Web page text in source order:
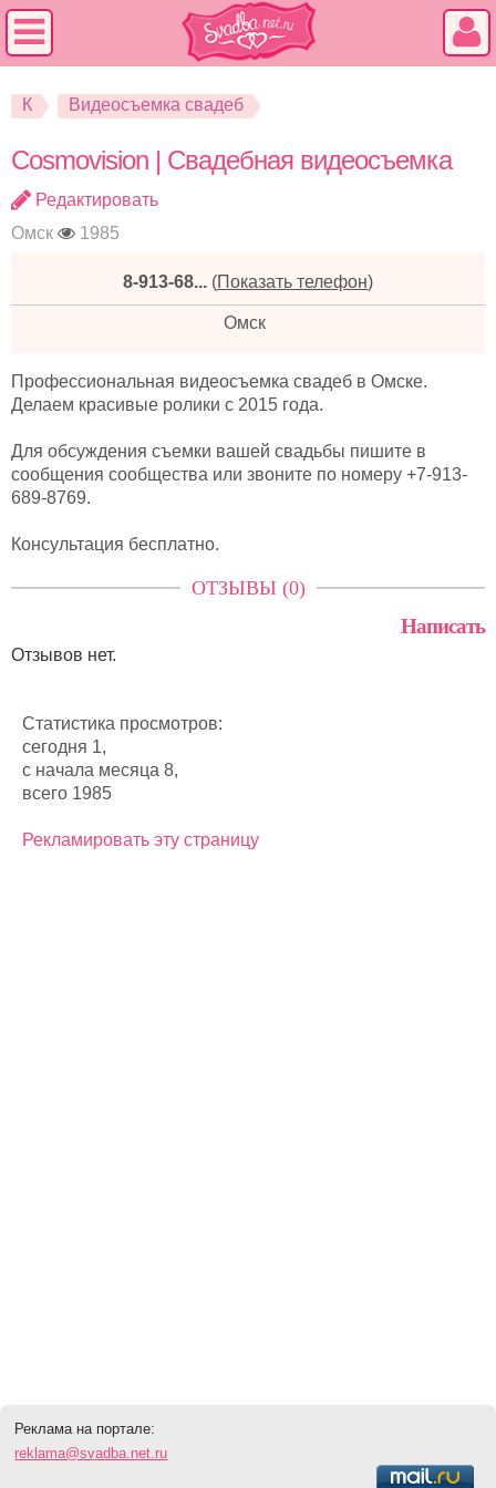
К Видеосъемка свадеб
Cosmovision | Свадебная видеосъемка
Редактировать
Омск
1985
8-913-68... (Показать телефон)
Омск
Профессиональная видеосъемка свадеб в Омске.
Делаем красивые ролики с 2015 года.
Для обсуждения съемки вашей свадьбы пишите в
сообщения сообщества или звоните по номеру +7-913-
689-8769.
Консультация бесплатно.
ОТЗЫВЫ (0)
Написать
Отзывов нет.
Статистика просмотров:
сегодня 1,
с начала месяца 8,
всего 1985
Рекламировать эту страницу
Реклама на портале:
reklama@svadba.net.ru